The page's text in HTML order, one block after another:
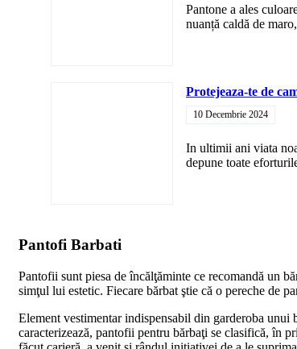
Pantone a ales
nuanță caldă de
Protejeaza-te de
10 Decembrie 2024
In ultimii ani viata
depune toate
Pantofi Barbati
Pantofii sunt piesa de încălţăminte ce recomandă un
simţul lui estetic. Fiecare bărbat ştie că o pereche de
Element vestimentar indispensabil din garderoba
caracterizează, pantofii pentru bărbaţi se clasifică, în